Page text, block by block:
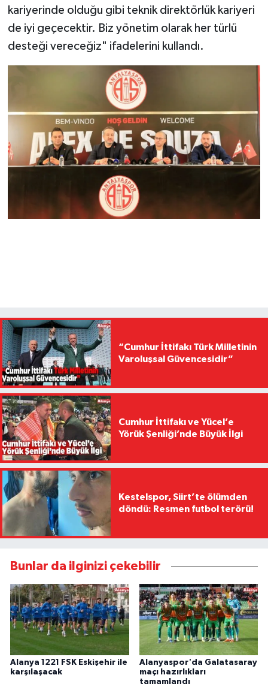
kariyerinde olduğu gibi teknik direktörlük kariyeri
de iyi geçecektir. Biz yönetim olarak her türlü
desteği vereceğiz" ifadelerini kullandı.
“Cumhur İttifakı Türk Milletinin
Varoluşsal Güvencesidir”
Cumhur İttifakı ve Yücel’e
Yörük Şenliği’nde Büyük İlgi
Kestelspor, Siirt’te ölümden
döndü: Resmen futbol terörü!
Bunlar da ilginizi çekebilir
Alanya 1221 FSK Eskişehir ile
karşılaşacak
Alanyaspor'da Galatasaray
maçı hazırlıkları
tamamlandı